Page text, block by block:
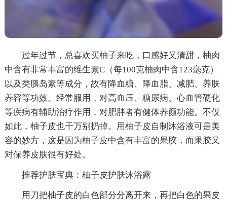
过年过节，总喜欢买柚子来吃，口感好又清甜，柚肉
中含有非常丰富的维生素C（每100克柚肉中含123毫克）
以及类胰岛素等成分，故有降血糖、降血脂、减肥、养肤
养容等功效。经常服用，对高血压、糖尿病、心血管硬化
等疾病有辅助治疗作用，对肥胖者有健体养颜功能。不仅
如此，柚子皮也千万别扔掉。用柚子皮自制沐浴液可是美
容的妙方，这是因为柚子皮中含有丰富的果胶，而果胶又
对保养皮肤很有好处。
推荐护肤宝典：柚子皮护肤沐浴露
用刀把柚子皮的白色部分分离开来，再把白色的果皮